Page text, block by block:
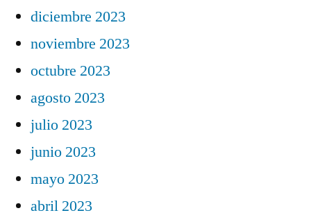
diciembre 2023
noviembre 2023
octubre 2023
agosto 2023
julio 2023
junio 2023
mayo 2023
abril 2023